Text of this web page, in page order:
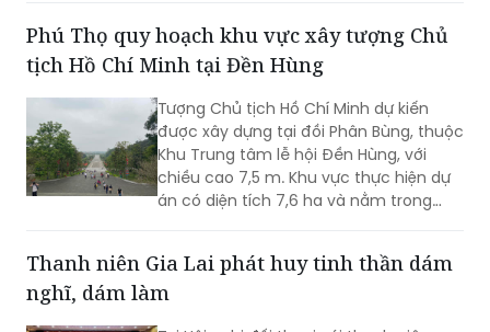
Phú Thọ quy hoạch khu vực xây tượng Chủ
tịch Hồ Chí Minh tại Đền Hùng
Tượng Chủ tịch Hồ Chí Minh dự kiến
được xây dựng tại đồi Phân Bùng, thuộc
Khu Trung tâm lễ hội Đền Hùng, với
chiều cao 7,5 m. Khu vực thực hiện dự
án có diện tích 7,6 ha và nằm trong
Thanh niên Gia Lai phát huy tinh thần dám
nghĩ, dám làm